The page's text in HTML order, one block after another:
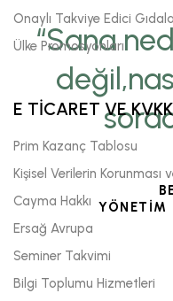
“Sana
YÖNETİM
Onaylı Takviye Edici
Ülke Promosyonları
E TİCARET VE KVKK
Prim Kazanç Tablosu
Kişisel Verilerin Korunması
Cayma Hakkı
Ersağ Avrupa
Seminer Takvimi
Bilgi Toplumu Hizmetleri